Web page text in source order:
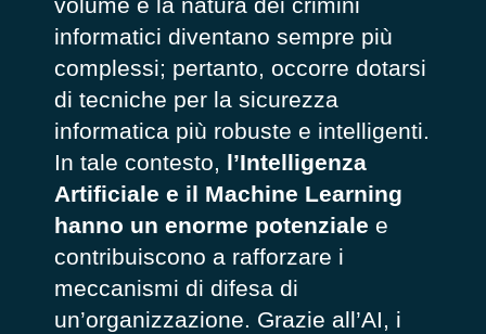
volume e la natura dei crimini
informatici diventano sempre più
complessi; pertanto, occorre dotarsi
di tecniche per la sicurezza
informatica più robuste e intelligenti.
In tale contesto, l’Intelligenza
Artificiale e il Machine Learning
hanno un enorme potenziale e
contribuiscono a rafforzare i
meccanismi di difesa di
un’organizzazione. Grazie all’AI, i